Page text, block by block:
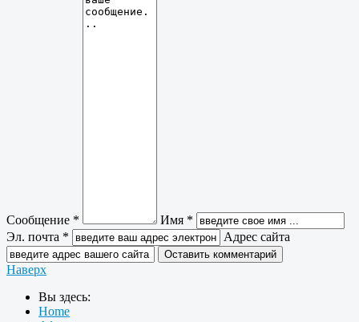
Сообщение *
Имя *
Эл. почта *
Адрес сайта
Наверх
Вы здесь:
Home